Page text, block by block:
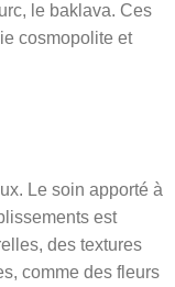
le baklava. Ces
cosmopolite et
Le soin apporté à
est
des textures
comme des fleurs